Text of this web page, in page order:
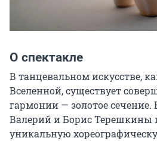
О спектакле
В танцевальном искусстве,
Вселенной, существует
гармонии — золотое сечение.
Валерий и Борис Терешкины
уникальную